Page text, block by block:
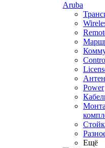
Aruba
Power
Ещё